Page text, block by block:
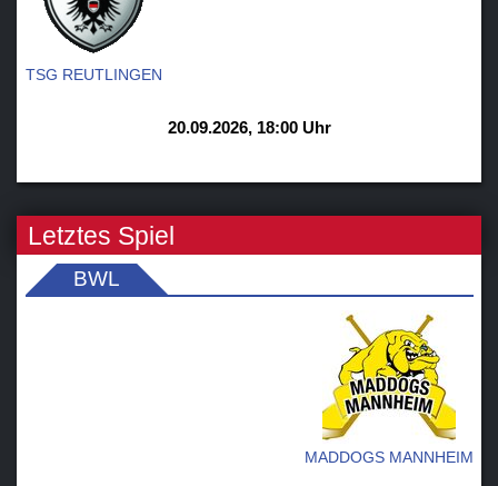
TSG REUTLINGEN
20.09.2026, 18:00 Uhr
Letztes Spiel
BWL
MADDOGS MANNHEIM